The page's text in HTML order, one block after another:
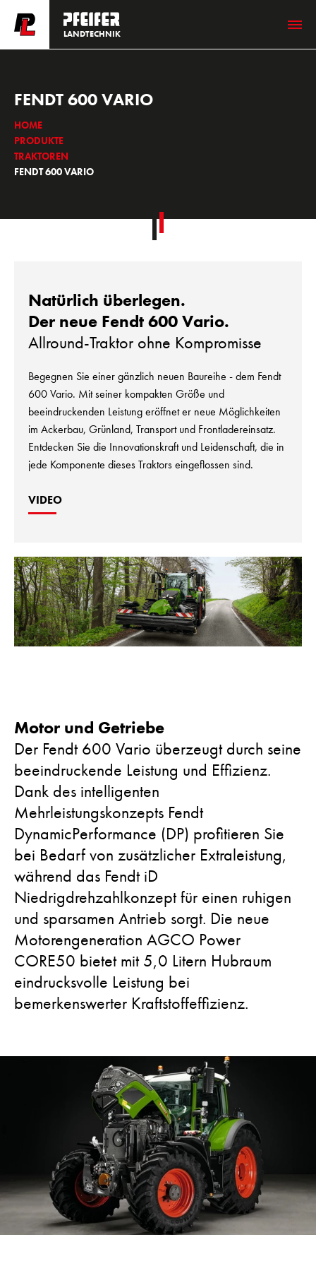
LANDTECHNIK
FENDT 600 VARIO
HOME
PRODUKTE
TRAKTOREN
FENDT 600 VARIO
Natürlich überlegen.
Der neue Fendt 600 Vario.
Allround-Traktor ohne Kompromisse
Begegnen Sie einer gänzlich neuen Baureihe - dem Fendt
600 Vario. Mit seiner kompakten Größe und
beeindruckenden Leistung eröffnet er neue Möglichkeiten
im Ackerbau, Grünland, Transport und Frontladereinsatz.
Entdecken Sie die Innovationskraft und Leidenschaft, die in
jede Komponente dieses Traktors eingeflossen sind.
VIDEO
Motor und Getriebe
Der Fendt 600 Vario überzeugt durch seine
beeindruckende Leistung und Effizienz.
Dank des intelligenten
Mehrleistungskonzepts Fendt
DynamicPerformance (DP) profitieren Sie
bei Bedarf von zusätzlicher Extraleistung,
während das Fendt iD
Niedrigdrehzahlkonzept für einen ruhigen
und sparsamen Antrieb sorgt. Die neue
Motorengeneration AGCO Power
CORE50 bietet mit 5,0 Litern Hubraum
eindrucksvolle Leistung bei
bemerkenswerter Kraftstoffeffizienz.